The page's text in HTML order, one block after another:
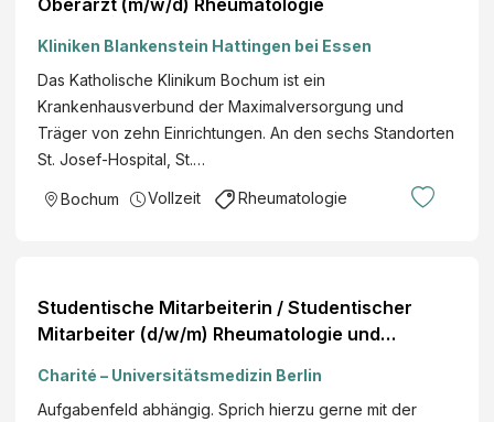
Oberarzt (m/w/d) Rheumatologie
Kliniken Blankenstein Hattingen bei Essen
Das Katholische Klinikum Bochum ist ein
Krankenhausverbund der Maximalversorgung und
Träger von zehn Einrichtungen. An den sechs Standorten
St. Josef-Hospital, St.…
Bochum Vollzeit Rheumatologie
Studentische Mitarbeiterin / Studentischer
Mitarbeiter (d/w/m) Rheumatologie und
Charité Mitte Bewerbungsfrist: 07.08.2026
Charité – Universitätsmedizin Berlin
Aufgabenfeld abhängig. Sprich hierzu gerne mit der